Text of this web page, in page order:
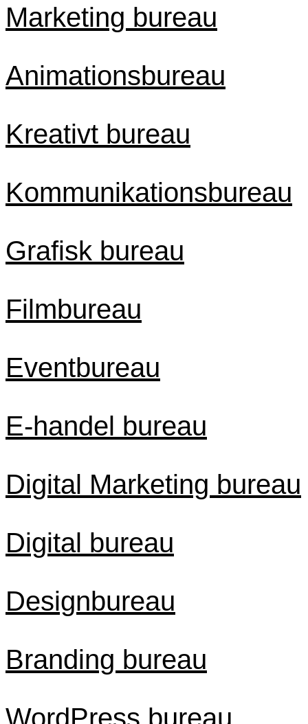
Marketing bureau
Animationsbureau
Kreativt bureau
Kommunikationsbureau
Grafisk bureau
Filmbureau
Eventbureau
E-handel bureau
Digital Marketing bureau
Digital bureau
Designbureau
Branding bureau
WordPress bureau